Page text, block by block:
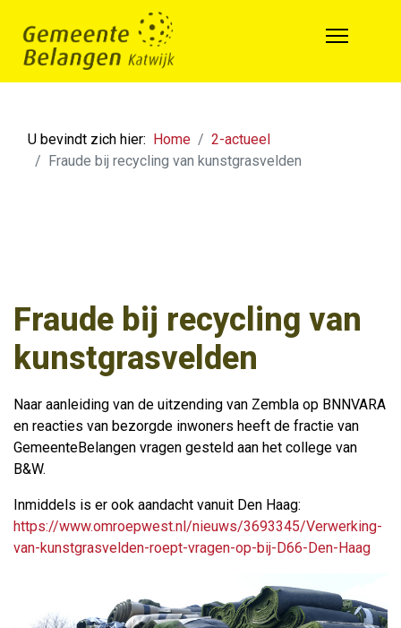
U bevindt zich hier: Home
2-actueel
Fraude bij recycling van kunstgrasvelden
Fraude bij recycling van
kunstgrasvelden
Naar aanleiding van de uitzending van Zembla op BNNVARA
en reacties van bezorgde inwoners heeft de fractie van
GemeenteBelangen vragen gesteld aan het college van
B&W.
Inmiddels is er ook aandacht vanuit Den Haag:
https://www.omroepwest.nl/nieuws/3693345/Verwerking-
van-kunstgrasvelden-roept-vragen-op-bij-D66-Den-Haag